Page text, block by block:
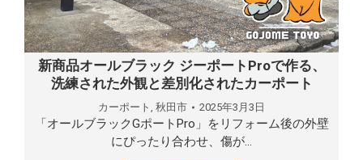
新商品オールブラック ジーポートProで作る、
洗練された外観と差別化されたカーポート
カーポート 秋田市 2025年3月3日
「オールブラックGポートPro」をリフォーム後の外壁
にぴったり合わせ、傷が…